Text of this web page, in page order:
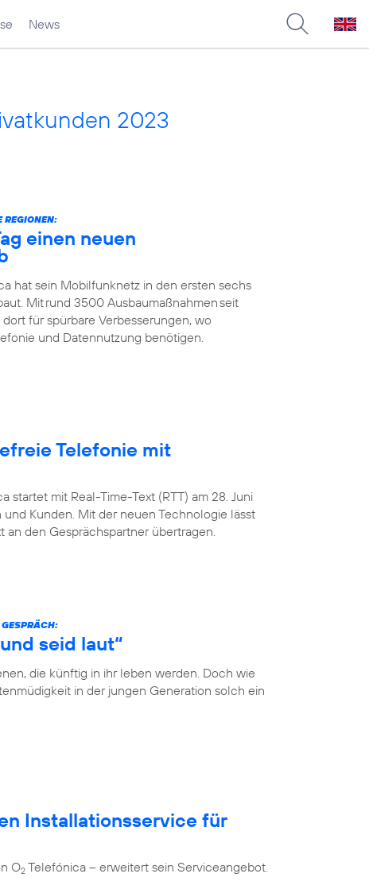
News
2023
REGIONEN:
einen neuen
hat sein Mobilfunknetz in den ersten sechs
Mit rund 3500 Ausbaumaßnahmen seit
für spürbare Verbesserungen, wo
und Datennutzung benötigen.
Telefonie mit
startet mit Real-Time-Text (RTT) am 28. Juni
Kunden. Mit der neuen Technologie lässt
an den Gesprächspartner übertragen.
seid laut“
die künftig in ihr leben werden. Doch wie
in der jungen Generation solch ein
Installationsservice für
O2 Telefónica – erweitert sein Serviceangebot.